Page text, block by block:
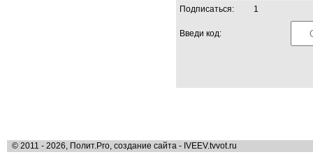
Подписаться: 1
Введи код:
© 2011 - 2026, Полит.Pro, создание сайта - IVEEV.tvvot.ru